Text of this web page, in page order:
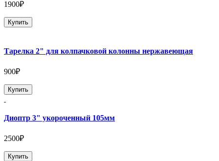
1900₽
Купить
Тарелка 2" для колпачковой колонны нержавеющая
900₽
Купить
Диоптр 3" укороченный 105мм
2500₽
Купить